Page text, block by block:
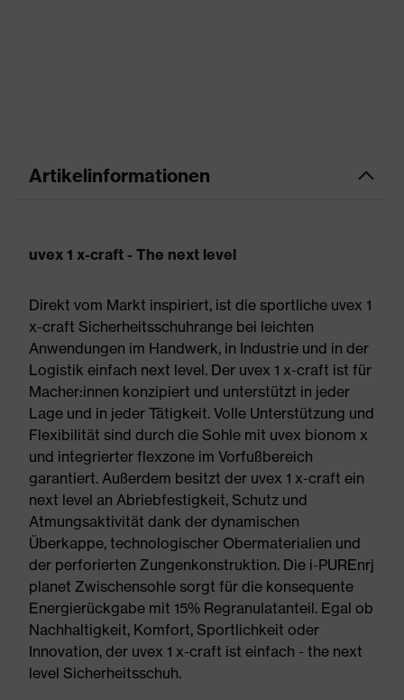
Artikelinformationen
uvex 1 x-craft - The next level
Direkt vom Markt inspiriert, ist die sportliche uvex 1
x-craft Sicherheitsschuhrange bei leichten
Anwendungen im Handwerk, in Industrie und in der
Logistik einfach next level. Der uvex 1 x-craft ist für
Macher:innen konzipiert und unterstützt in jeder
Lage und in jeder Tätigkeit. Volle Unterstützung und
Flexibilität sind durch die Sohle mit uvex bionom x
und integrierter flexzone im Vorfußbereich
garantiert. Außerdem besitzt der uvex 1 x-craft ein
next level an Abriebfestigkeit, Schutz und
Atmungsaktivität dank der dynamischen
Überkappe, technologischer Obermaterialien und
der perforierten Zungenkonstruktion. Die i-PUREnrj
planet Zwischensohle sorgt für die konsequente
Energierückgabe mit 15% Regranulatanteil. Egal ob
Nachhaltigkeit, Komfort, Sportlichkeit oder
Innovation, der uvex 1 x-craft ist einfach - the next
level Sicherheitsschuh.